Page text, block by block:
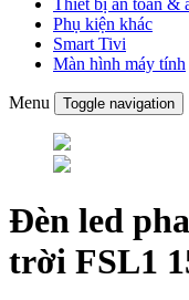
Thiết bị an toàn &
Phụ kiện khác
Smart Tivi
Màn hình máy tính
Menu Toggle navigation
Đèn led
trời FSL1